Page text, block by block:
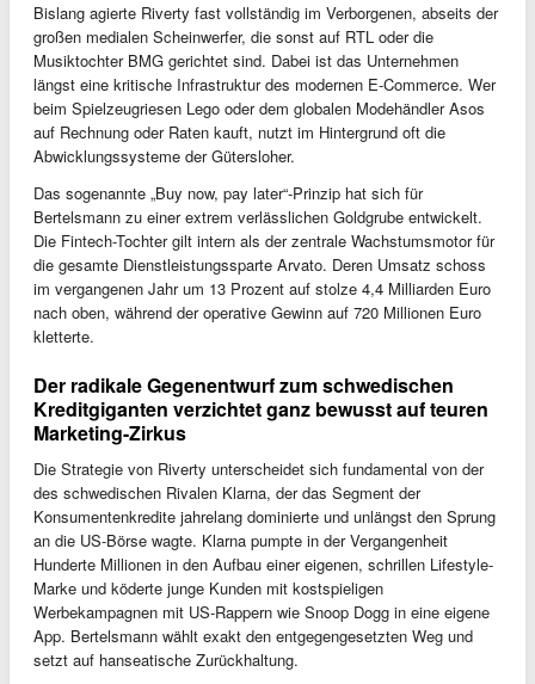
Bislang agierte Riverty fast vollständig im Verborgenen, abseits der
großen medialen Scheinwerfer, die sonst auf RTL oder die
Musiktochter BMG gerichtet sind. Dabei ist das Unternehmen
längst eine kritische Infrastruktur des modernen E-Commerce. Wer
beim Spielzeugriesen Lego oder dem globalen Modehändler Asos
auf Rechnung oder Raten kauft, nutzt im Hintergrund oft die
Abwicklungssysteme der Gütersloher.
Das sogenannte „Buy now, pay later“-Prinzip hat sich für
Bertelsmann zu einer extrem verlässlichen Goldgrube entwickelt.
Die Fintech-Tochter gilt intern als der zentrale Wachstumsmotor für
die gesamte Dienstleistungssparte Arvato. Deren Umsatz schoss
im vergangenen Jahr um 13 Prozent auf stolze 4,4 Milliarden Euro
nach oben, während der operative Gewinn auf 720 Millionen Euro
kletterte.
Der radikale Gegenentwurf zum schwedischen
Kreditgiganten verzichtet ganz bewusst auf teuren
Marketing-Zirkus
Die Strategie von Riverty unterscheidet sich fundamental von der
des schwedischen Rivalen Klarna, der das Segment der
Konsumentenkredite jahrelang dominierte und unlängst den Sprung
an die US-Börse wagte. Klarna pumpte in der Vergangenheit
Hunderte Millionen in den Aufbau einer eigenen, schrillen Lifestyle-
Marke und köderte junge Kunden mit kostspieligen
Werbekampagnen mit US-Rappern wie Snoop Dogg in eine eigene
App. Bertelsmann wählt exakt den entgegengesetzten Weg und
setzt auf hanseatische Zurückhaltung.